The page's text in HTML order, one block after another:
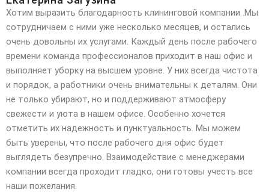
Хотим выразить благодарность клининговой компании .Мы
сотрудничаем с ними уже несколько месяцев, и остались
очень довольны их услугами. Каждый день после рабочего
времени команда профессионалов приходит в наш офис и
выполняет уборку на высшем уровне. У них всегда чистота
и порядок, а работники очень внимательны к деталям. Они
не только убирают, но и поддерживают атмосферу
свежести и уюта в нашем офисе. Особенно хочется
отметить их надежность и пунктуальность. Мы можем
быть уверены, что после рабочего дня офис будет
выглядеть безупречно. Взаимодействие с менеджерами
компании всегда проходит гладко, они готовы учесть все
наши пожелания.